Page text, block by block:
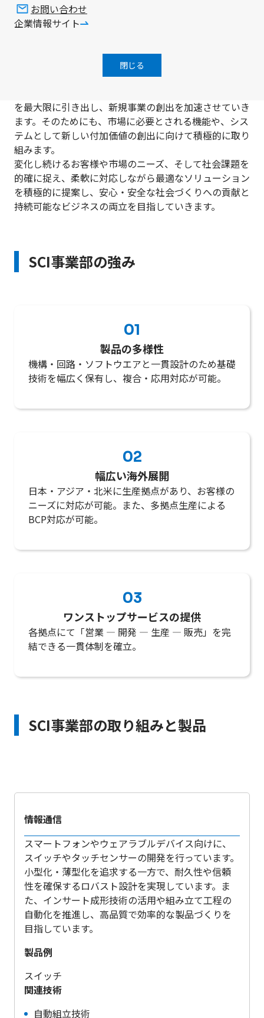
お問い合わせ
企業情報サイト
閉じる
従来から培ってきた「Sensing技術」
「Communication技術」「Interface技術」を単独で進
えることが難しくなっています。
私たちは、これらの技術をクロスさせ、また融合するこ
とで新しい付加価値を生み出していくことが重要である
を最大限に引き出し、新規事業の創出を加速させていき
ます。そのためにも、市場に必要とされる機能や、シス
テムとして新しい付加価値の創出に向けて積極的に取り
組みます。
変化し続けるお客様や市場のニーズ、そして社会課題を
的確に捉え、柔軟に対応しながら最適なソリューション
を積極的に提案し、安心・安全な社会づくりへの貢献と
持続可能なビジネスの両立を目指していきます。
SCI事業部の強み
01
製品の多様性
機構・回路・ソフトウエアと一貫設計のため基礎
技術を幅広く保有し、複合・応用対応が可能。
02
幅広い海外展開
日本・アジア・北米に生産拠点があり、お客様の
ニーズに対応が可能。また、多拠点生産による
BCP対応が可能。
03
ワンストップサービスの提供
各拠点にて「営業 — 開発 — 生産 — 販売」を完
結できる一貫体制を確立。
SCI事業部の取り組みと製品
情報通信
スマートフォンやウェアラブルデバイス向けに、
スイッチやタッチセンサーの開発を行っています。
小型化・薄型化を追求する一方で、耐久性や信頼
性を確保するロバスト設計を実現しています。ま
た、インサート成形技術の活用や組み立て工程の
自動化を推進し、高品質で効率的な製品づくりを
目指しています。
製品例
スイッチ
関連技術
自動組立技術